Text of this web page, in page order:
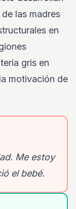
las madres
en
gris en
motivación de
Me estoy
el bebé.